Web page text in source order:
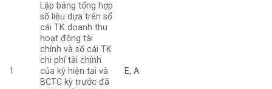
1
Lập bảng tổng hợp
số liệu dựa trên sổ
cái TK doanh thu
hoạt động tài
chính và sổ cái TK
chi phí tài chính
của kỳ hiện tại và
BCTC kỳ trước đã
E, A